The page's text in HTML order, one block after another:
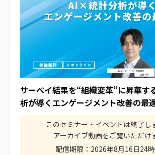
サーベイ結果を“組織変革”に昇華
析が導くエンゲージメント改善の最
このセミナー・イベントは終了し
アーカイブ動画をご覧いただけ
配信期限： 2026年8月16日24